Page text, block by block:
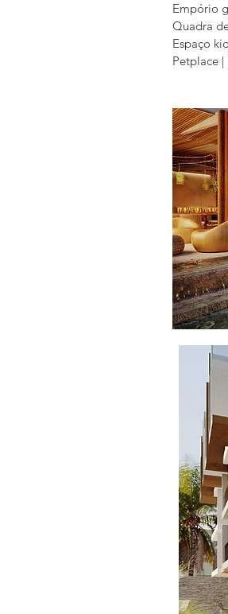
Empório
Quadra
Espaço
Petplace |